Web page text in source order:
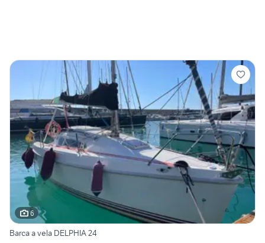
6
Barca a vela DELPHIA 24